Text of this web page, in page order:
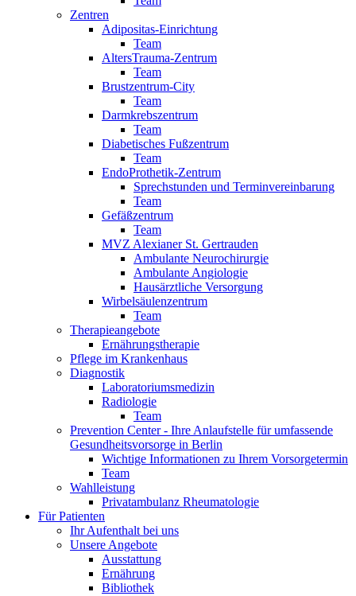
Zentren
Adipositas-Einrichtung
Team
AltersTrauma-Zentrum
Team
Brustzentrum-City
Team
Darmkrebszentrum
Team
Diabetisches Fußzentrum
Team
EndoProthetik-Zentrum
Sprechstunden und Terminvereinbarung
Team
Gefäßzentrum
Team
MVZ Alexianer St. Gertrauden
Ambulante Neurochirurgie
Ambulante Angiologie
Hausärztliche Versorgung
Wirbelsäulenzentrum
Team
Therapieangebote
Ernährungstherapie
Pflege im Krankenhaus
Diagnostik
Laboratoriumsmedizin
Radiologie
Team
Prevention Center - Ihre Anlaufstelle für umfassende
Gesundheitsvorsorge in Berlin
Wichtige Informationen zu Ihrem Vorsorgetermin
Team
Wahlleistung
Privatambulanz Rheumatologie
Für Patienten
Ihr Aufenthalt bei uns
Unsere Angebote
Ausstattung
Ernährung
Bibliothek